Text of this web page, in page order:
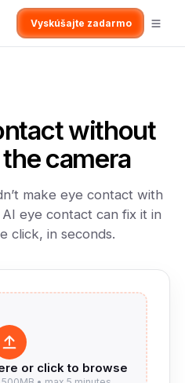
Vyskúšajte zadarmo
without
camera
make eye contact with
eye contact can fix it in
click, in seconds.